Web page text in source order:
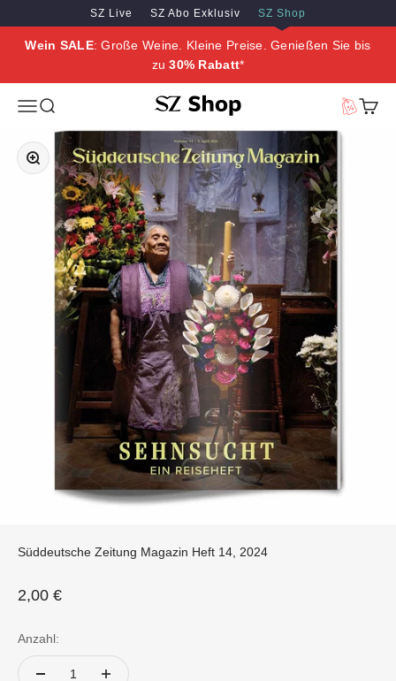
Zum Inhalt springen
Zum Hauptinhalt springen
SZ Live SZ Abo Exklusiv SZ Shop
Wein SALE: Große Weine. Kleine Preise. Genießen Sie bis
zu30% Rabatt*
MenüSuche SZ Erleben
Bild vergrößern
Süddeutsche Zeitung Magazin Heft 14, 2024
Angebot
2,00 €
Anzahl: